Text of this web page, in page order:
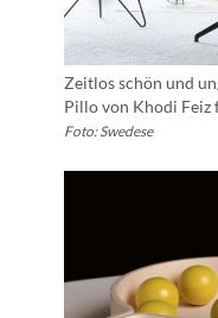
Zeitlos schön und
Pillo von Khodi Feiz
Foto: Swedese